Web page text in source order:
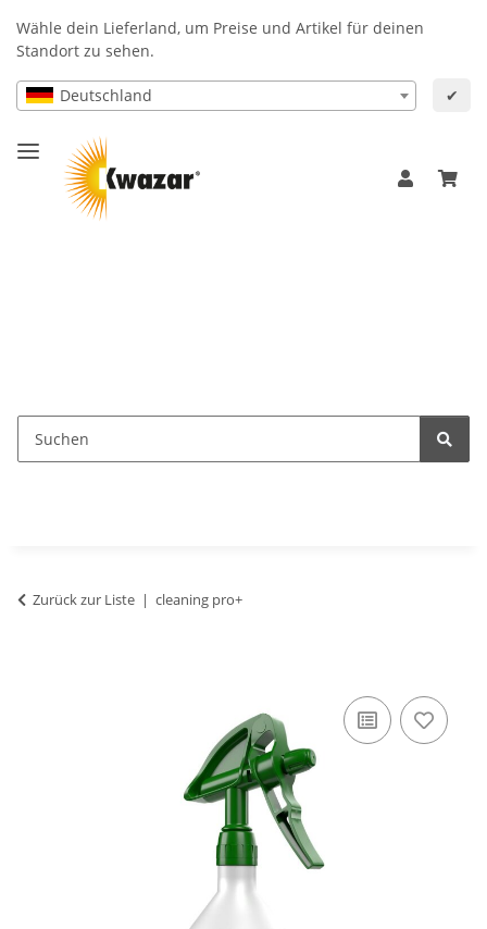
Wähle dein Lieferland, um Preise und Artikel für deinen
Standort zu sehen.
Deutschland ✔
Zurück zur Liste cleaning pro+